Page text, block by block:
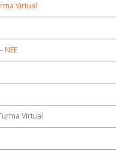
Virtual
NEE
Virtual